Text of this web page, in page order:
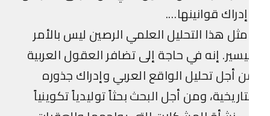
قوانينها….
هذا التحليل العلمي الرصين ليس بالأمر
إنه في حاجة إلى تضافر العقول العربية
أجل تحليل الواقع العربي وإدراك جذوره
ومن أجل البحث بحثاً توليدياً تكوينياً